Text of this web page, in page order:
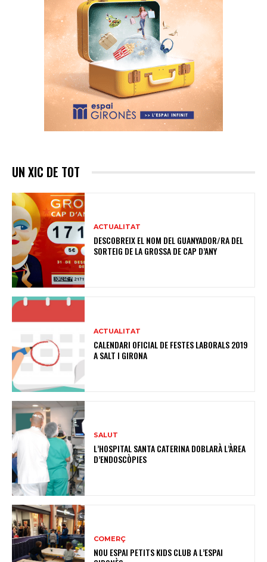
UN XIC DE TOT
ACTUALITAT
DESCOBREIX EL NOM DEL GUANYADOR/RA DEL
SORTEIG DE LA GROSSA DE CAP D’ANY
ACTUALITAT
CALENDARI OFICIAL DE FESTES LABORALS 2019
A SALT I GIRONA
SALUT
L’HOSPITAL SANTA CATERINA DOBLARÀ L’ÀREA
D’ENDOSCÒPIES
COMERÇ
NOU ESPAI PETITS KIDS CLUB A L’ESPAI